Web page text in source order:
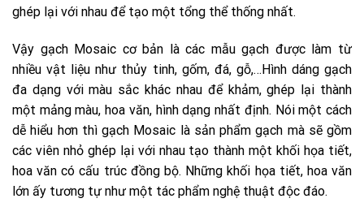
ghép lại với nhau để tạo một tổng thể thống nhất.
Vậy gạch Mosaic cơ bản là các mẫu gạch được làm từ
nhiều vật liệu như thủy tinh, gốm, đá, gỗ,…Hình dáng gạch
đa dạng với màu sắc khác nhau để khảm, ghép lại thành
một mảng màu, hoa văn, hình dạng nhất định. Nói một cách
dễ hiểu hơn thì gạch Mosaic là sản phẩm gạch mà sẽ gồm
các viên nhỏ ghép lại với nhau tạo thành một khối họa tiết,
hoa văn có cấu trúc đồng bộ. Những khối họa tiết, hoa văn
lớn ấy tương tự như một tác phẩm nghệ thuật độc đáo.